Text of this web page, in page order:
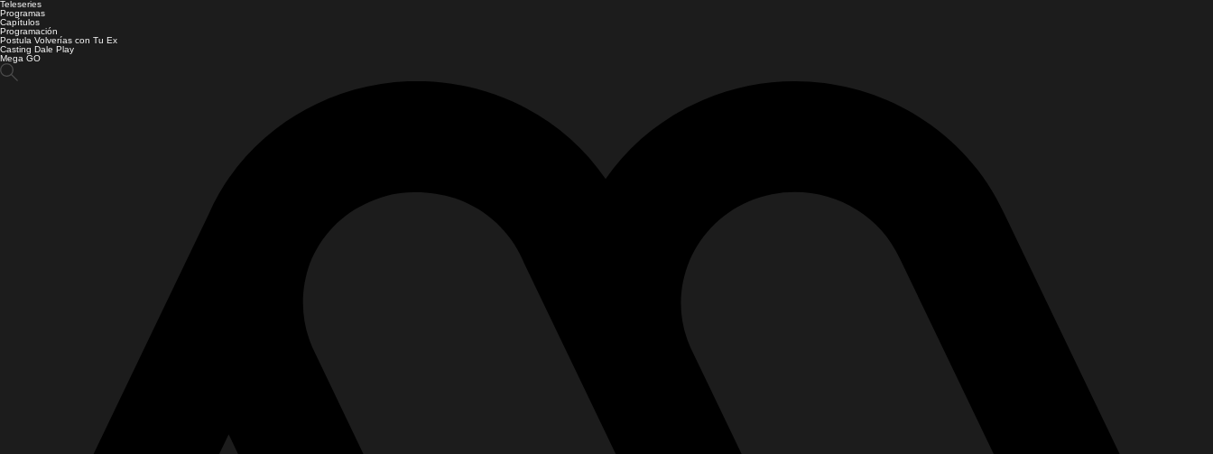
Teleseries
Programas
Capítulos
Programación
Postula Volverías con Tu Ex
Casting Dale Play
Mega GO